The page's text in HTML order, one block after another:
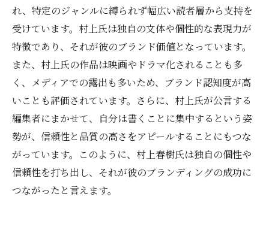
れ、特定のジャンルに縛られず幅広い読者層から支持を
受けています。村上氏は独自の文体や個性的な表現力が
特徴であり、それが彼のブランド価値となっています。
また、村上氏の作品は映画やドラマ化されることも多
く、メディアでの露出も多いため、ブランド認知度が高
いことも評価されています。さらに、村上氏が公言する
編集者にまかせて、自分は書くことに集中するという姿
勢が、信頼性と品質の高さをアピールすることにもつな
がっています。このように、村上春樹氏は独自の個性や
信頼性を打ち出し、それが彼のブランディングの成功に
つながったと言えます。